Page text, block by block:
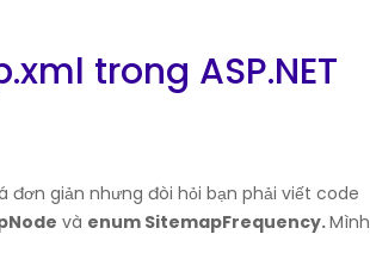
trong ASP.NET
đơn giản nhưng đòi hỏi bạn phải viết code
và enum SitemapFrequency.Mình